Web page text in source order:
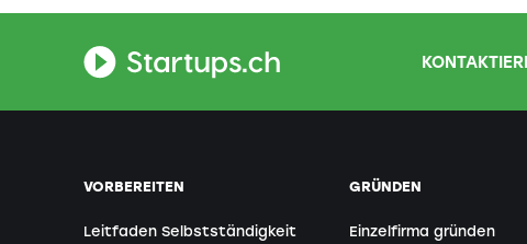
VORBEREITEN
Leitfaden Selbstständigkeit
GRÜNDEN
Einzelfirma gründen